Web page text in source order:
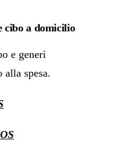
cibo a domicilio
e generi
alla spesa.